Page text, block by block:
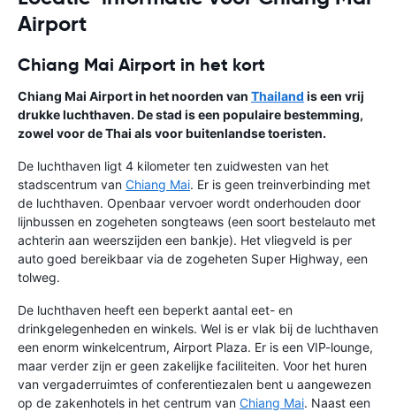
Airport
Chiang Mai Airport in het kort
Chiang Mai Airport in het noorden van Thailand is een vrij
drukke luchthaven. De stad is een populaire bestemming,
zowel voor de Thai als voor buitenlandse toeristen.
De luchthaven ligt 4 kilometer ten zuidwesten van het
stadscentrum van Chiang Mai. Er is geen treinverbinding met
de luchthaven. Openbaar vervoer wordt onderhouden door
lijnbussen en zogeheten songteaws (een soort bestelauto met
achterin aan weerszijden een bankje). Het vliegveld is per
auto goed bereikbaar via de zogeheten Super Highway, een
tolweg.
De luchthaven heeft een beperkt aantal eet- en
drinkgelegenheden en winkels. Wel is er vlak bij de luchthaven
een enorm winkelcentrum, Airport Plaza. Er is een VIP-lounge,
maar verder zijn er geen zakelijke faciliteiten. Voor het huren
van vergaderruimtes of conferentiezalen bent u aangewezen
op de zakenhotels in het centrum van Chiang Mai. Naast een